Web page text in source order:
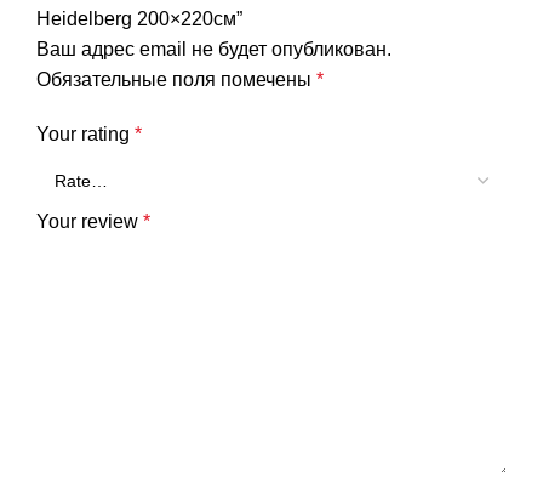
Heidelberg 200×220см”
Ваш адрес email не будет опубликован.
Обязательные поля помечены *
Your rating *
Your review *